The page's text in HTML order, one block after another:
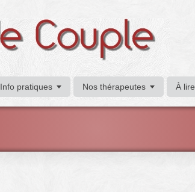
Info pratiques Nos thérapeutes À lire